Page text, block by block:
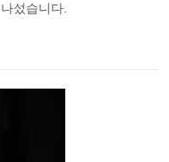
섰습니다.